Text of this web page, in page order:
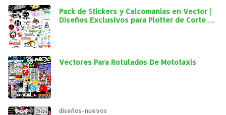
Pack de Stickers y Calcomanías en Vector |
Diseños Exclusivos para Plotter de Corte y
Vectores Para Rotulados De Mototaxis
diseños-nuevos